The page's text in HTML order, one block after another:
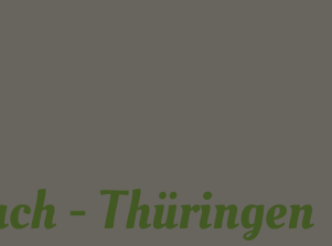
- Thüringen